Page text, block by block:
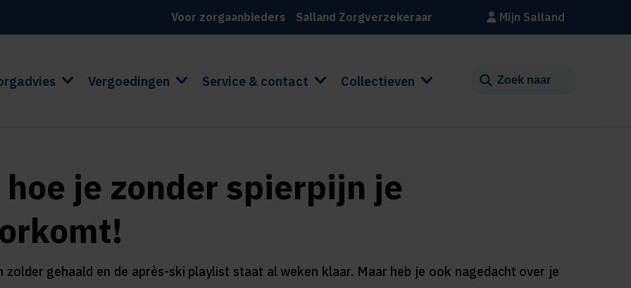
Voor zorgaanbieders Salland Zorgverzekeraar Mijn Salland
Vergoedingen Service & contact Collectieven
je zonder spierpijn je
gehaald en de après-ski playlist staat al weken klaar. Maar heb je ook nagedacht over je